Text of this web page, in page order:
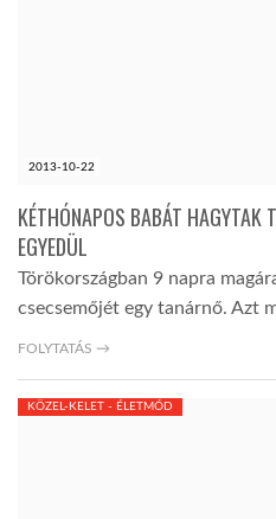
2013-10-22
KÉTHÓNAPOS BABÁT HAGYTAK
EGYEDÜL
Törökországban 9 napra
csecsemőjét egy tanárnő. Azt
FOLYTATÁS →
KÖZEL-KELET - ÉLETMÓD